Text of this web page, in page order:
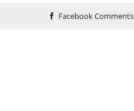
Facebook Comments